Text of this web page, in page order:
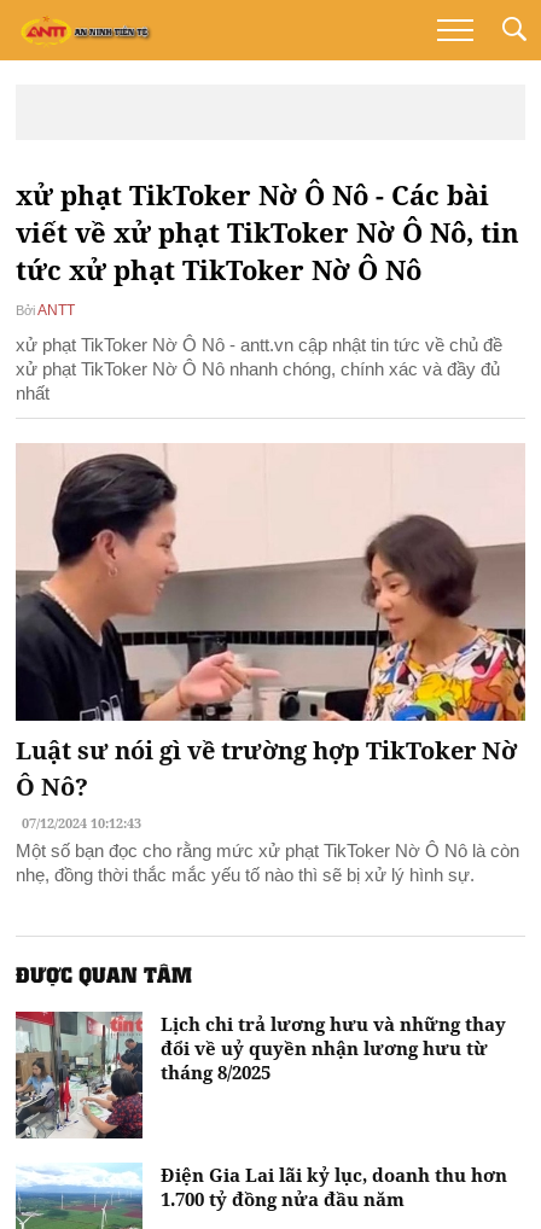
xử phạt TikToker Nờ Ô Nô - Các bài
viết về xử phạt TikToker Nờ Ô Nô, tin
tức xử phạt TikToker Nờ Ô Nô
Bởi ANTT
xử phạt TikToker Nờ Ô Nô - antt.vn cập nhật tin tức về chủ đề
xử phạt TikToker Nờ Ô Nô nhanh chóng, chính xác và đầy đủ
nhất
Luật sư nói gì về trường hợp TikToker Nờ
Ô Nô?
07/12/2024 10:12:43
Một số bạn đọc cho rằng mức xử phạt TikToker Nờ Ô Nô là còn
nhẹ, đồng thời thắc mắc yếu tố nào thì sẽ bị xử lý hình sự.
ĐƯỢC QUAN TÂM
Lịch chi trả lương hưu và những thay
đổi về uỷ quyền nhận lương hưu từ
tháng 8/2025
Điện Gia Lai lãi kỷ lục, doanh thu hơn
1.700 tỷ đồng nửa đầu năm